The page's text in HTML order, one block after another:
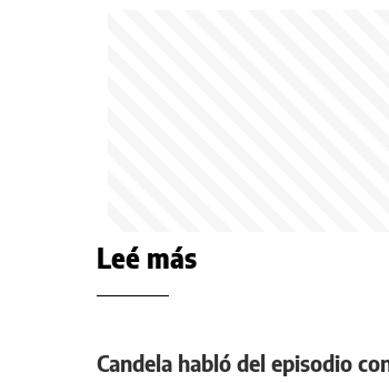
Leé más
Candela habló del episodio